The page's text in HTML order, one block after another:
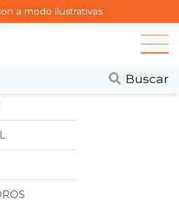
a modo ilustrativas
Buscar